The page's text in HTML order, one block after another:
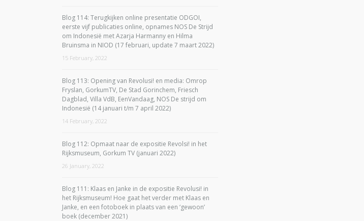
Blog 114: Terugkijken online presentatie ODGOI,
eerste vijf publicaties online, opnames NOS De Strijd
om Indonesië met Azarja Harmanny en Hilma
Bruinsma in NIOD (17 februari, update 7 maart 2022)
15 February, 2022
Blog 113: Opening van Revolusi! en media: Omrop
Fryslan, GorkumTV, De Stad Gorinchem, Friesch
Dagblad, Villa VdB, EenVandaag, NOS De strijd om
Indonesië (14 januari t/m 7 april 2022)
14 February, 2022
Blog 112: Opmaat naar de expositie Revolsi! in het
Rijksmuseum, Gorkum TV (januari 2022)
26 January, 2022
Blog 111: Klaas en Janke in de expositie Revolusi! in
het Rijksmuseum! Hoe gaat het verder met Klaas en
Janke, en een fotoboek in plaats van een ‘gewoon’
boek (december 2021)